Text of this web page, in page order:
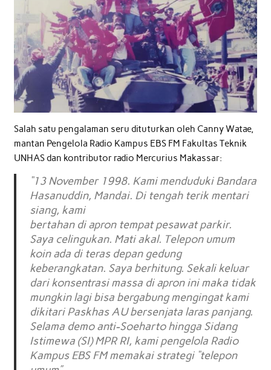
Salah satu pengalaman seru dituturkan oleh Canny Watae,
mantan Pengelola Radio Kampus EBS FM Fakultas Teknik
UNHAS dan kontributor radio Mercurius Makassar:
“13 November 1998. Kami menduduki Bandara
Hasanuddin, Mandai. Di tengah terik mentari
siang, kami
bertahan di apron tempat pesawat parkir.
Saya celingukan. Mati akal. Telepon umum
koin ada di teras depan gedung
keberangkatan. Saya berhitung. Sekali keluar
dari konsentrasi massa di apron ini maka tidak
mungkin lagi bisa bergabung mengingat kami
dikitari Paskhas AU bersenjata laras panjang.
Selama demo anti-Soeharto hingga Sidang
Istimewa (SI) MPR RI, kami pengelola Radio
Kampus EBS FM memakai strategi “telepon